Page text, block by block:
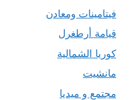
فيتامينات ومعادن
قيامة أرطغرل
كوريا الشمالية
مانشيت
مجتمع و ميديا